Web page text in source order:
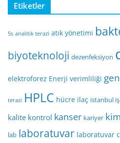
Etiketler
5s analitik terazi atık yönetimi
biyoteknoloji dezenfeksiyon
elektroforez Enerji verimliliği gen
terazi HPLC hücre ilaç istanbul iş
kalite kontrol kanser kariyer
lab laboratuvar laboratuvar